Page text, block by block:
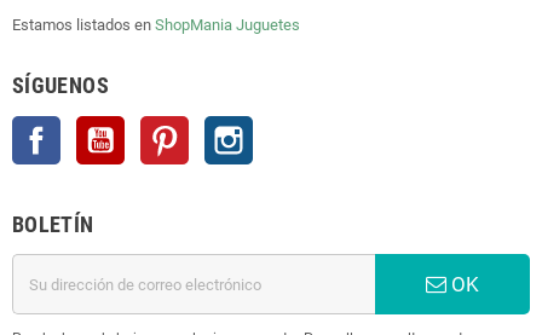
Estamos listados en ShopMania Juguetes
SÍGUENOS
Facebook YouTube Pinterest
BOLETÍN
OK